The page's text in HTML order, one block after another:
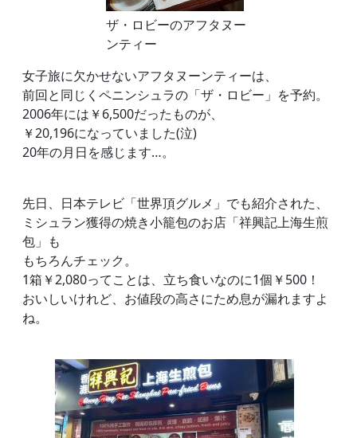
ザ・ロビーのアフタヌー
ンティー
女子旅に欠かせないアフタヌーンティーは、
前回と同じくペニンシュラの「ザ・ロビー」を予約。
2006年には￥6,500だったものが、
￥20,196になっていました(泣)
20年の月日を感じます…。
先日、日本テレビ「世界頂グルメ」でも紹介された、
ミシュラン獲得の焼き小籠包のお店「祥興記上海生煎
包」も
もちろんチェック。
1箱￥2,080ってことは、立ち食いなのに1個￥500！
おいしいけれど、お値段の高さにため息が漏れますよ
ね。